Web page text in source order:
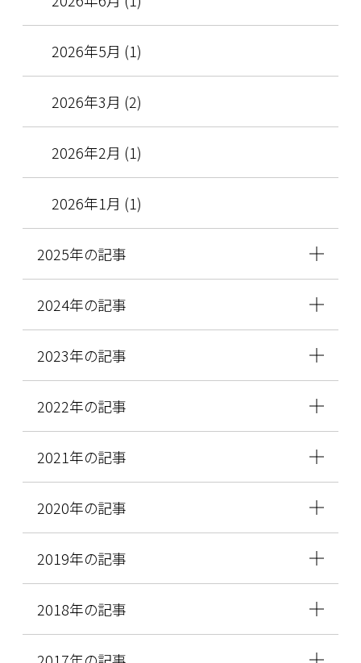
2026年5月 (1)
2026年3月 (2)
2026年2月 (1)
2026年1月 (1)
2025年の記事
2024年の記事
2023年の記事
2022年の記事
2021年の記事
2020年の記事
2019年の記事
2018年の記事